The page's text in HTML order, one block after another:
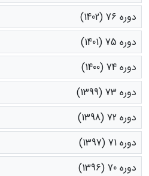
دوره 76 (1402)
دوره 75 (1401)
دوره 74 (1400)
دوره 73 (1399)
دوره 72 (1398)
دوره 71 (1397)
دوره 70 (1396)